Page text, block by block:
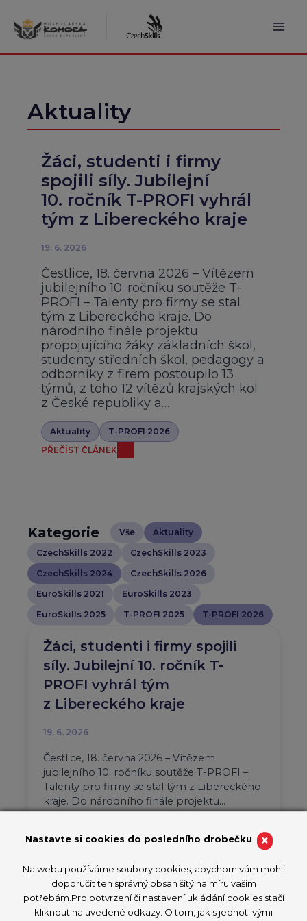
obsah
Aktuality
Žáci, studenti i firmy
spojili síly. Jubilejní
10. ročník T-PROFI vyhrál
tým z Libereckého kraje
19. 6. 2026
Čestlice, 18. června 2026 – Vítězem
jubilejního 10. ročníku soutěže T-
PROFI – Talenty pro firmy se stal
tým z Libereckého kraje. Do
národního finále projektu
propojujícího žáky základních škol,
studenty středních škol, pedagogy a
odborníky z firem postoupilo 13
týmů, z toho 12 vítězů krajských kol
z České republiky a…
Aktuality
T-PROFI 2026
PŘEČÍST ČLÁNEK
Kategorie Vše
Aktuality
CzechSkills 2022
CzechSkills 2023
CzechSkills 2024
CzechSkills 2026
EuroSkills 2021
EuroSkills 2023
EuroSkills 2025
T-PROFI 2025 T-PROFI 2026
Žáci, studenti i firmy spojili
síly. Jubilejní 10. ročník T-
PROFI vyhrál tým
z Libereckého kraje
19. 6. 2026
Čestlice, 18. června 2026 – Vítězem
jubilejního 10. ročníku soutěže T-PROFI –
Talenty pro firmy se stal tým z Libereckého
kraje. Do národního finále projektu…
×
Nastavte si cookies do posledního drobečku
Na webu používáme soubory cookies, abychom vám mohli
doporučit ten správný obsah šitý na míru vašim
potřebám.Pro potvrzení či nastavení ukládání cookies stačí
kliknout na uvedené odkazy. O tom, jak s jednotlivými